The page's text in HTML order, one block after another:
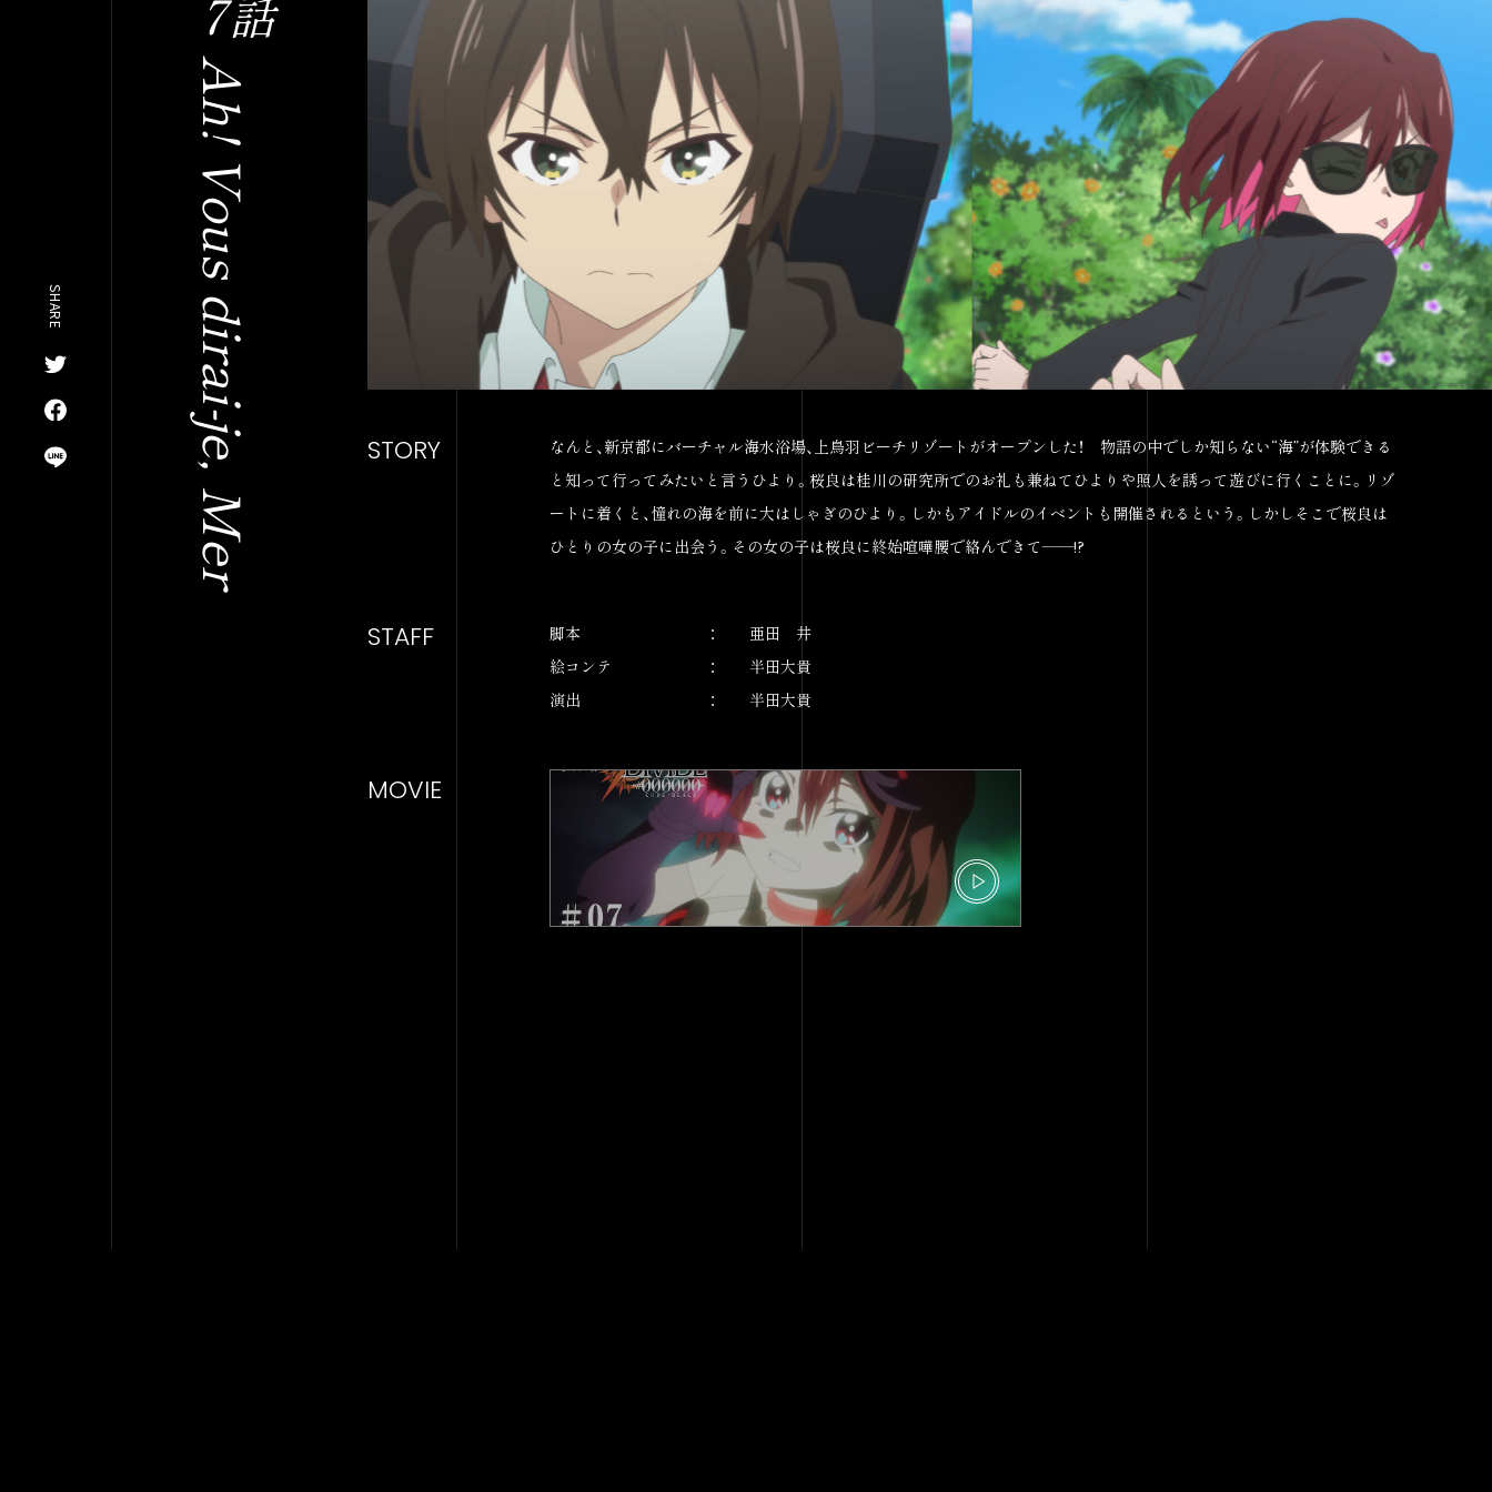
SHARE
7話
Ah! Vous dirai-je, Mer STORY
なんと、新京都にバーチャル海水浴場、上鳥羽ビーチリゾートがオープンした！ 物語の中でしか知らない“海”が体験できる
と知って行ってみたいと言うひより。桜良は桂川の研究所でのお礼も兼ねてひよりや照人を誘って遊びに行くことに。リゾ
ートに着くと、憧れの海を前に大はしゃぎのひより。しかもアイドルのイベントも開催されるという。しかしそこで桜良は
ひとりの女の子に出会う。その女の子は桜良に終始喧嘩腰で絡んできて――!?
STAFF 脚本
亜田 井
絵コンテ
半田大貴
演出
半田大貴
MOVIE